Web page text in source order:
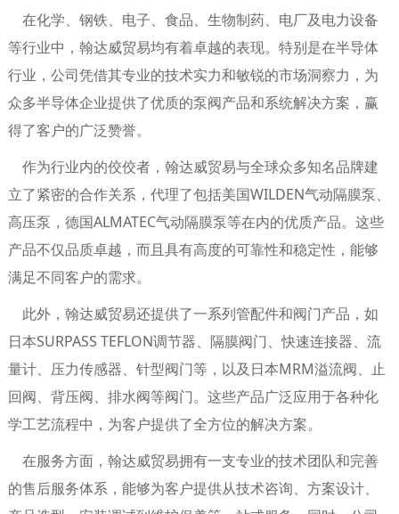
在化学、钢铁、电子、食品、生物制药、电厂及电力设备
等行业中，翰达威贸易均有着卓越的表现。特别是在半导体
行业，公司凭借其专业的技术实力和敏锐的市场洞察力，为
众多半导体企业提供了优质的泵阀产品和系统解决方案，赢
得了客户的广泛赞誉。
作为行业内的佼佼者，翰达威贸易与全球众多知名品牌建
立了紧密的合作关系，代理了包括美国WILDEN气动隔膜泵、
高压泵，德国ALMATEC气动隔膜泵等在内的优质产品。这些
产品不仅品质卓越，而且具有高度的可靠性和稳定性，能够
满足不同客户的需求。
此外，翰达威贸易还提供了一系列管配件和阀门产品，如
日本SURPASS TEFLON调节器、隔膜阀门、快速连接器、流
量计、压力传感器、针型阀门等，以及日本MRM溢流阀、止
回阀、背压阀、排水阀等阀门。这些产品广泛应用于各种化
学工艺流程中，为客户提供了全方位的解决方案。
在服务方面，翰达威贸易拥有一支专业的技术团队和完善
的售后服务体系，能够为客户提供从技术咨询、方案设计、